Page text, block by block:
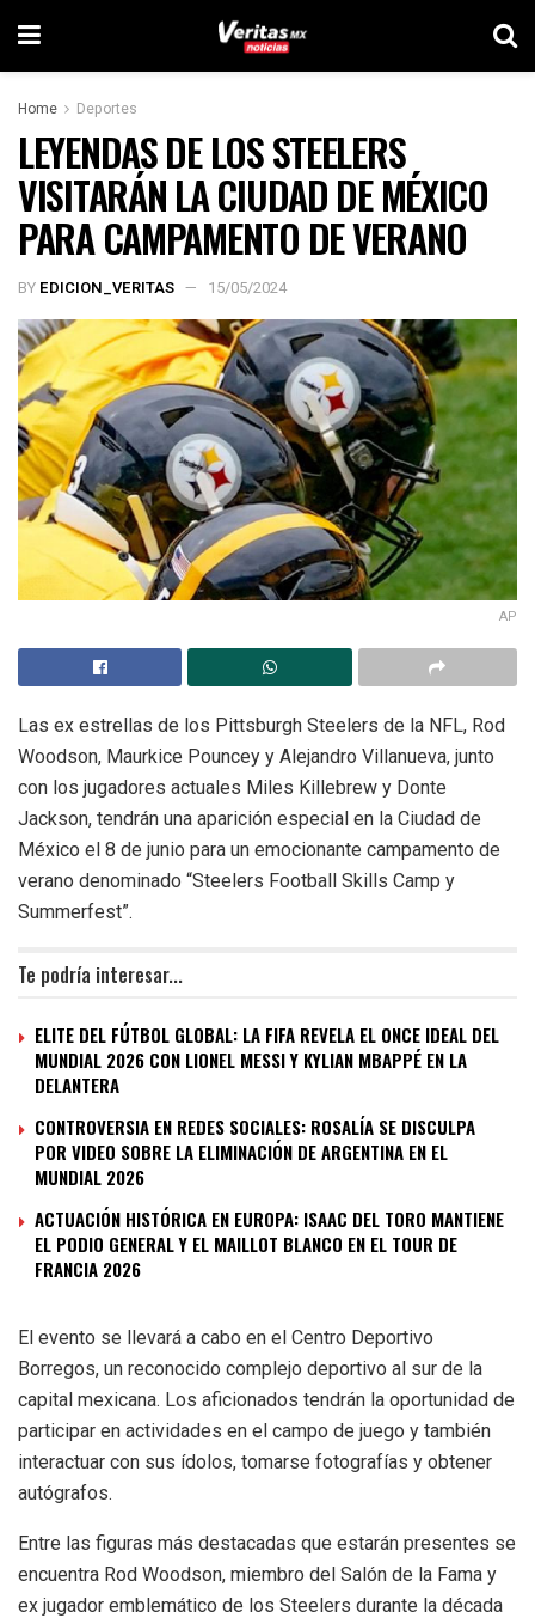
Home Deportes
LEYENDAS DE LOS STEELERS
VISITARÁN LA CIUDAD DE MÉXICO
PARA CAMPAMENTO DE VERANO
BY EDICION_VERITAS 15/05/2024
AP
Las ex estrellas de los Pittsburgh Steelers de la NFL, Rod
Woodson, Maurkice Pouncey y Alejandro Villanueva, junto
con los jugadores actuales Miles Killebrew y Donte
Jackson, tendrán una aparición especial en la Ciudad de
México el 8 de junio para un emocionante campamento de
verano denominado “Steelers Football Skills Camp y
Summerfest”.
Te podría interesar...
ELITE DEL FÚTBOL GLOBAL: LA FIFA REVELA EL ONCE IDEAL DEL
MUNDIAL 2026 CON LIONEL MESSI Y KYLIAN MBAPPÉ EN LA
DELANTERA
CONTROVERSIA EN REDES SOCIALES: ROSALÍA SE DISCULPA
POR VIDEO SOBRE LA ELIMINACIÓN DE ARGENTINA EN EL
MUNDIAL 2026
ACTUACIÓN HISTÓRICA EN EUROPA: ISAAC DEL TORO MANTIENE
EL PODIO GENERAL Y EL MAILLOT BLANCO EN EL TOUR DE
FRANCIA 2026
El evento se llevará a cabo en el Centro Deportivo
Borregos, un reconocido complejo deportivo al sur de la
capital mexicana. Los aficionados tendrán la oportunidad de
participar en actividades en el campo de juego y también
interactuar con sus ídolos, tomarse fotografías y obtener
autógrafos.
Entre las figuras más destacadas que estarán presentes se
encuentra Rod Woodson, miembro del Salón de la Fama y
ex jugador emblemático de los Steelers durante la década